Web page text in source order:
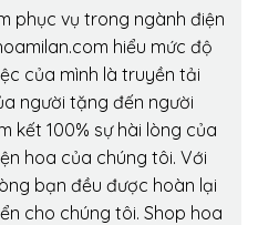
phục vụ trong ngành điện
hiểu mức độ
của mình là truyền tải
người tặng đến người
kết 100% sự hài lòng của
hoa của chúng tôi. Với
bạn đều được hoàn lại
cho chúng tôi. Shop hoa